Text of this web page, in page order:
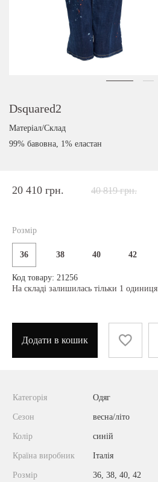
Dsquared2
Матеріал/Склад
99% бавовна, 1% еластан
20 410 грн. 40 819 грн.
Розмір
36 38 40 42
Код товару: 21256
На складі залишилась тільки 1 одиниця
Додати в кошик
Категорія Одяг
Сезон весна/літо
Колір синій
Країна виробник Італія
Розмір 36, 38, 40, 42